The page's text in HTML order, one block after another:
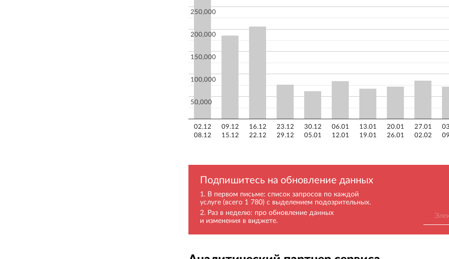
02.12
08.12
09.12
15.12
16.12
22.12
23.12
29.12
30.12
05.01
06.01
12.01
13.01
19.01
20.01
26.01
27.01
02.02
50,000
100,000
150,000
200,000
250,000
Подпишитесь на обновление данных
В первом письме: список запросов по каждой
услуге (всего 1 780) с выделением подозрительных.
Раз в неделю: про обновление данных
и изменения в виджете.